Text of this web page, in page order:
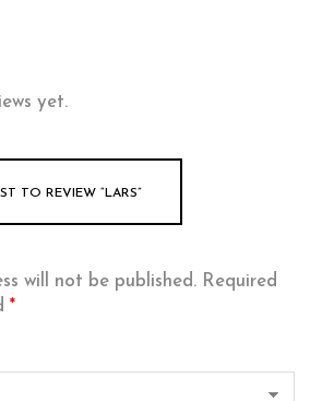
yet.
TO REVIEW “LARS”
will not be published. Required
*